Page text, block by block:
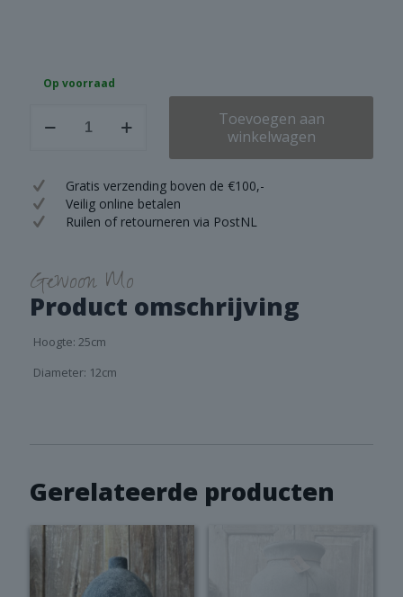
Op voorraad
Bottle
majestic
vintage
aantal
Toevoegen aan
winkelwagen
Gratis verzending boven de €100,-
Veilig online betalen
Ruilen of retourneren via PostNL
Gewoon Mo
Product omschrijving
Hoogte: 25cm
Diameter: 12cm
Gerelateerde producten